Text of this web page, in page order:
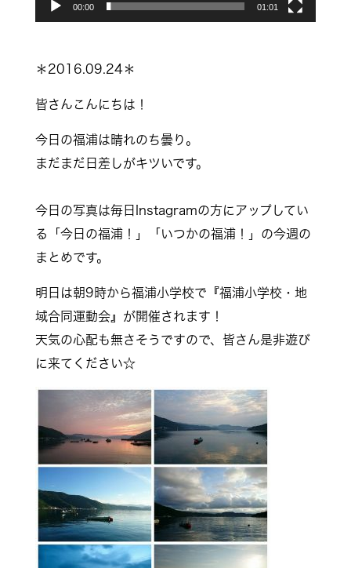
00:00 01:01
＊2016.09.24＊
皆さんこんにちは！
今日の福浦は晴れのち曇り。
まだまだ日差しがキツいです。
今日の写真は毎日Instagramの方にアップしてい
る「今日の福浦！」「いつかの福浦！」の今週の
まとめです。
明日は朝9時から福浦小学校で『福浦小学校・地
域合同運動会』が開催されます！
天気の心配も無さそうですので、皆さん是非遊び
に来てく ださい☆